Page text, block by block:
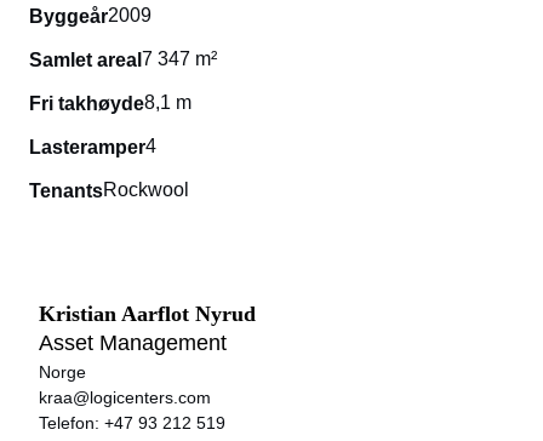
Byggeår2009
Samlet areal 7 347 m²
Fri takhøyde8,1 m
Lasteramper4
TenantsRockwool
Kristian Aarflot Nyrud
Asset Management
Norge
kraa@logicenters.com
Telefon: +47 93 212 519